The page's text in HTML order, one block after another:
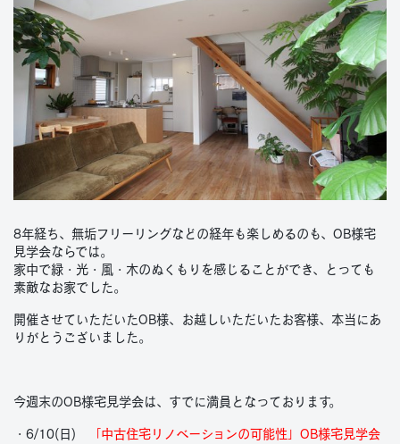
8年経ち、無垢フリーリングなどの経年も楽しめるのも、OB様宅
見学会ならでは。
家中で緑・光・風・木のぬくもりを感じることができ、とっても
素敵なお家でした。
開催させていただいたOB様、お越しいただいたお客様、本当にあ
りがとうございました。
今週末のOB様宅見学会は、すでに満員となっております。
・6/10(日)
「中古住宅リノベーションの可能性」OB様宅見学会